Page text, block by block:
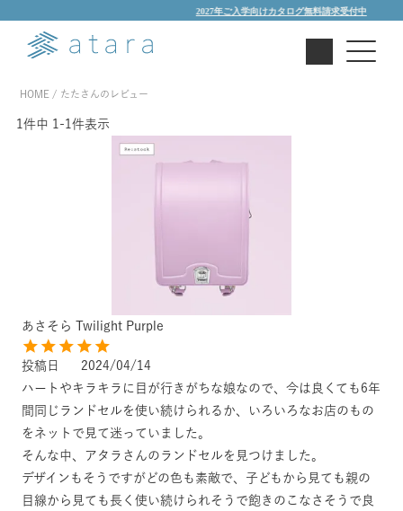
2027年ご入学向けカタログ無料請求受付中
HOME たたさんのレビュー
1 件中 1 -1 件表示
あさそら Twilight Purple
投稿日
2024/04/14
ハートやキラキラに目が行きがちな娘なので、今は良くても6年
間同じランドセルを使い続けられるか、いろいろなお店のもの
をネットで見て迷っていました。
そんな中、アタラさんのランドセルを見つけました。
デザインもそうですがどの色も素敵で、子どもから見ても親の
目線から見ても長く使い続けられそうで飽きのこなさそうで良